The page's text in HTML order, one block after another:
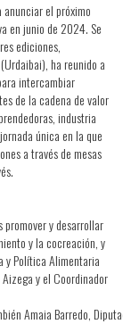
el próximo
en junio de 2024. Se
ediciones,
ha reunido a
intercambiar
de la cadena de valor
industria
única en la que
a través de mesas
promover y desarrollar
y la cocreación, y
y Política Alimentaria
y el Coordinador
Amaia Barredo,